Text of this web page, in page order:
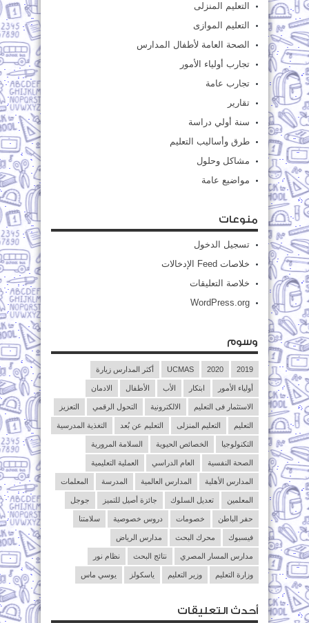
التعليم المنزلى
التعليم الموازى
الصحة العامة لأطفال المدارس
تجارب أولياء الأمور
تجارب عامة
تقارير
سنة أولي دراسة
طرق وأساليب التعليم
مشاكل وحلول
مواضيع عامة
منوعات
تسجيل الدخول
خلاصات Feed الإدخالات
خلاصة التعليقات
WordPress.org
وسوم
2019
2020
UCMAS أكثر المدارس زيارة
أولياء الأمور ابتكار الأب الأطفال الادمان
الاستثمار فى التعليم الالكترونية التحول الرقمي التعزيز
التعليم التعليم المنزلى التعليم عن بُعد التغذية المدرسية
التكنولوجيا الخصائص الحيوية السلامة المرورية
الصحة النفسية العام الدراسي العملية التعليمية
المدارس الأهلية المدارس العالمية المدرسة المعلمات
المعلمين تعديل السلوك جائزة أصيل للتميز جوجل
حفر الباطن خصومات دروس خصوصية سلامتنا
فيسبوك محرك البحث مدارس الرياض
مدارس المسار المصري نتائج البحث نظام نور
وزارة التعليم وزير التعليم ياسكولز يوسي ماس
أحدث التعليقات